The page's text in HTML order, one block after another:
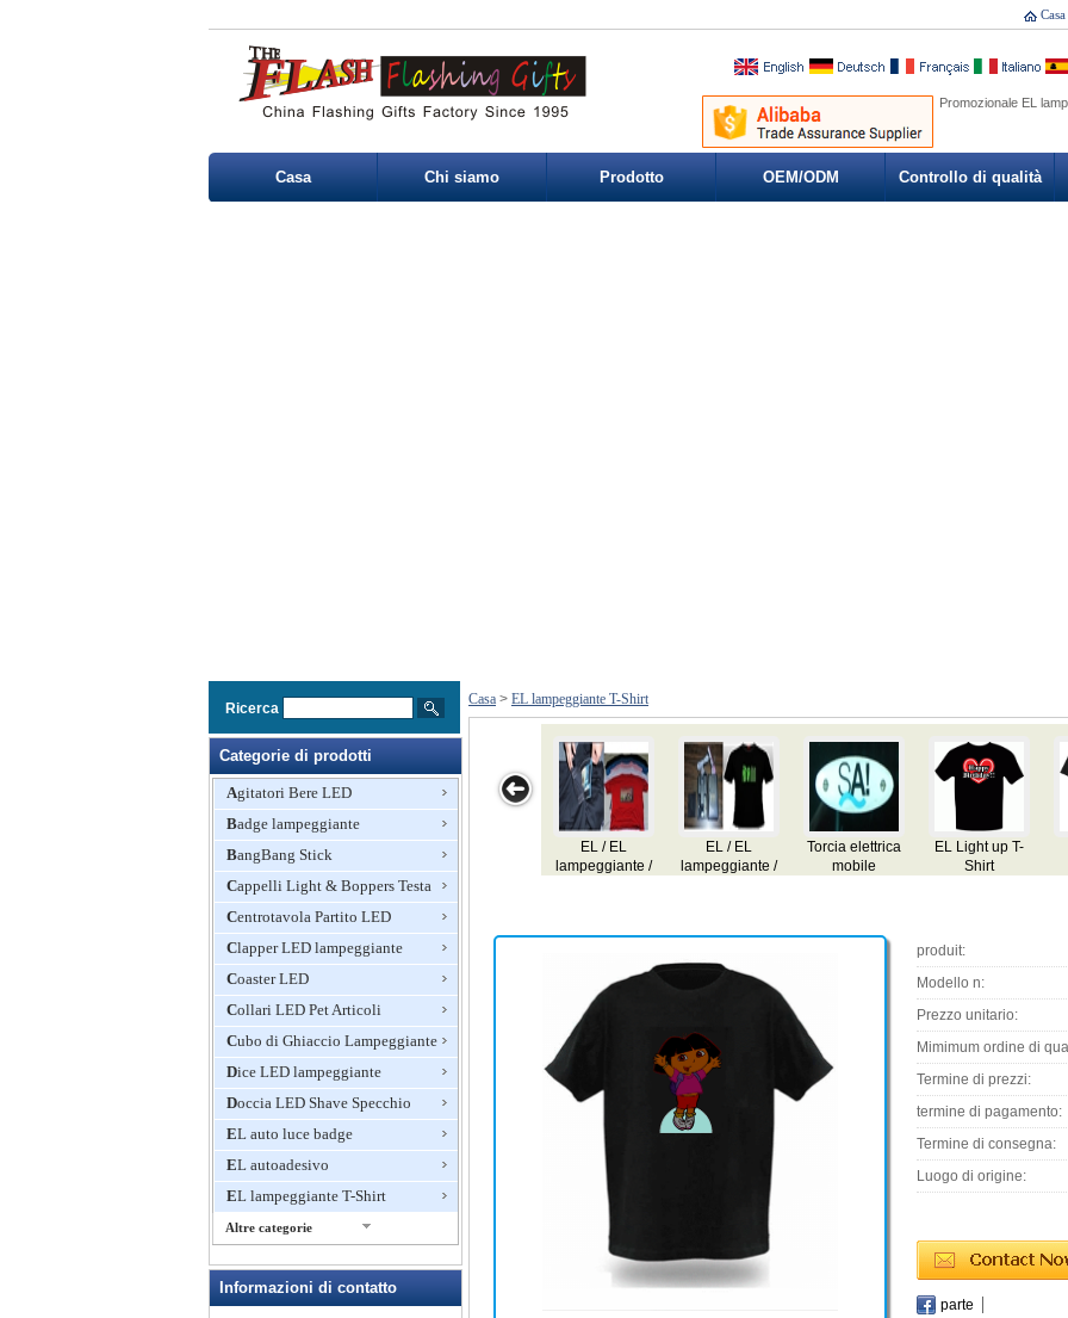
Casa
Promozionale EL
Casa Chi siamo Prodotto OEM/ODM Controllo di qualità
Ricerca
Categorie di prodotti
Agitatori Bere LED
Badge lampeggiante
BangBang Stick
Cappelli Light & Boppers Testa
Centrotavola Partito LED
Clapper LED lampeggiante
Coaster LED
Collari LED Pet Articoli
Cubo di Ghiaccio Lampeggiante
Dice LED lampeggiante
Doccia LED Shave Specchio
EL auto luce badge
EL autoadesivo
EL lampeggiante T-Shirt
Altre categorie
Up novità
Glow Bracciali
Informazioni di contatto
Casa > EL lampeggiante T-Shirt
EL / EL
lampeggiante /
audio attivo /
equalizzatore
T-shirt
audio attivo /
equalizzatore
T-shirt
audio attivo /
equalizzatore
EL / EL
lampeggiante /
EL / EL
lampeggiante /
Torcia elettrica
mobile
EL Light up T-
Shirt
produit:
Modello n:
Prezzo unitario:
Mimimum ordine di
Termine di prezzi:
termine di pagamento:
Termine di consegna:
Luogo di origine:
parte